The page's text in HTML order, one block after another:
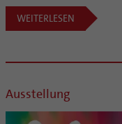
WEITERLESEN
Ausstellung